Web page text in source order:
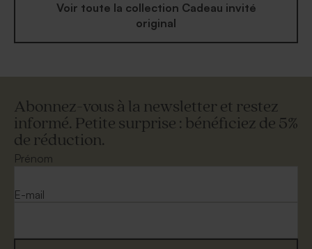
Voir toute la collection Cadeau invité
original
Abonnez-vous à la newsletter et restez
informé. Petite surprise : bénéficiez de 5%
de réduction.
Prénom
E-mail